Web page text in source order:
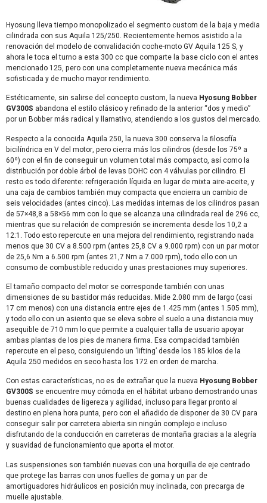
Hyosung lleva tiempo monopolizado el segmento custom de la baja y media
cilindrada con sus Aquila 125/250. Recientemente hemos asistido a la
renovación del modelo de convalidación coche-moto GV Aquila 125 S, y
ahora le toca el turno a esta 300 cc que comparte la base ciclo con el antes
mencionado 125, pero con una completamente nueva mecánica más
sofisticada y de mucho mayor rendimiento.
Estéticamente, sin salirse del concepto custom, la nueva Hyosung Bobber
GV300S abandona el estilo clásico y refinado de la anterior “dos y medio”
por un Bobber más radical y llamativo, atendiendo a los gustos del mercado.
Respecto a la conocida Aquila 250, la nueva 300 conserva la filosofía
bicilíndrica en V del motor, pero cierra más los cilindros (desde los 75º a
60º) con el fin de conseguir un volumen total más compacto, así como la
distribución por doble árbol de levas DOHC con 4 válvulas por cilindro. El
resto es todo diferente: refrigeración líquida en lugar de mixta aire-aceite, y
una caja de cambios también muy compacta que encierra un cambio de
seis velocidades (antes cinco). Las medidas internas de los cilindros pasan
de 57×48,8 a 58×56 mm con lo que se alcanza una cilindrada real de 296 cc,
mientras que su relación de compresión se incrementa desde los 10,2 a
12:1. Todo esto repercute en una mejora del rendimiento, registrando nada
menos que 30 CV a 8.500 rpm (antes 25,8 CV a 9.000 rpm) con un par motor
de 25,6 Nm a 6.500 rpm (antes 21,7 Nm a 7.000 rpm), todo ello con un
consumo de combustible reducido y unas prestaciones muy superiores.
El tamaño compacto del motor se corresponde también con unas
dimensiones de su bastidor más reducidas. Mide 2.080 mm de largo (casi
17 cm menos) con una distancia entre ejes de 1.425 mm (antes 1.505 mm),
y todo ello con un asiento que se eleva sobre el suelo a una distancia muy
asequible de 710 mm lo que permite a cualquier talla de usuario apoyar
ambas plantas de los pies de manera firma. Esa compacidad también
repercute en el peso, consiguiendo un ‘lifting’ desde los 185 kilos de la
Aquila 250 medidos en seco hasta los 172 en orden de marcha.
Con estas características, no es de extrañar que la nueva Hyosung Bobber
GV300S se encuentre muy cómoda en el hábitat urbano demostrando unas
buenas cualidades de ligereza y agilidad, incluso para llegar pronto al
destino en plena hora punta, pero con el añadido de disponer de 30 CV para
conseguir salir por carretera abierta sin ningún complejo e incluso
disfrutando de la conducción en carreteras de montaña gracias a la alegría
y suavidad de funcionamiento que aporta el motor.
Las suspensiones son también nuevas con una horquilla de eje centrado
que protege las barras con unos fuelles de goma y un par de
amortiguadores hidráulicos en posición muy inclinada, con precarga de
muelle ajustable.